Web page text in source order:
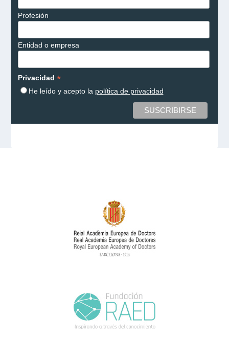
Profesión
Entidad o empresa
Privacidad *
He leído y acepto la política de privacidad